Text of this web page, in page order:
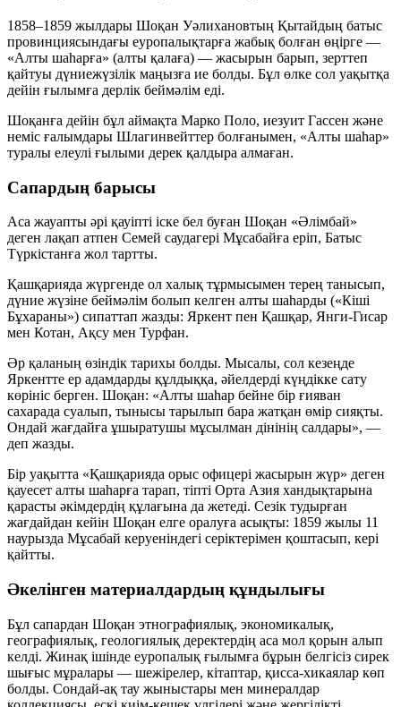
1858–1859 жылдары Шоқан Уәлихановтың Қытайдың батыс
провинциясындағы еуропалықтарға жабық болған өңірге —
«Алты шаһарға» (алты қалаға) — жасырын барып, зерттеп
қайтуы дүниежүзілік маңызға ие болды. Бұл өлке сол уақытқа
дейін ғылымға дерлік беймәлім еді.
Шоқанға дейін бұл аймақта Марко Поло, иезуит Гассен және
неміс ғалымдары Шлагинвейттер болғанымен, «Алты шаһар»
туралы елеулі ғылыми дерек қалдыра алмаған.
Сапардың барысы
Аса жауапты әрі қауіпті іске бел буған Шоқан «Әлімбай»
деген лақап атпен Семей саудагері Мұсабайға еріп, Батыс
Түркістанға жол тартты.
Қашқарияда жүргенде ол халық тұрмысымен терең танысып,
дүние жүзіне беймәлім болып келген алты шаһарды («Кіші
Бұхараны») сипаттап жазды: Яркент пен Қашқар, Янги-Гисар
мен Котан, Ақсу мен Турфан.
Әр қаланың өзіндік тарихы болды. Мысалы, сол кезеңде
Яркентте ер адамдарды құлдыққа, әйелдерді күңдікке сату
көрініс берген. Шоқан: «Алты шаһар бейне бір ғияван
сахарада суалып, тынысы тарылып бара жатқан өмір сияқты.
Ондай жағдайға ұшыратушы мұсылман дінінің салдары», —
деп жазды.
Бір уақытта «Қашқарияда орыс офицері жасырын жүр» деген
қауесет алты шаһарға тарап, тіпті Орта Азия хандықтарына
қарасты әкімдердің құлағына да жетеді. Сезік тудырған
жағдайдан кейін Шоқан елге оралуға асықты: 1859 жылы 11
наурызда Мұсабай керуеніндегі серіктерімен қоштасып, кері
қайтты.
Әкелінген материалдардың құндылығы
Бұл сапардан Шоқан этнографиялық, экономикалық,
географиялық, геологиялық деректердің аса мол қорын алып
келді. Жинақ ішінде еуропалық ғылымға бұрын белгісіз сирек
шығыс мұралары — шежірелер, кітаптар, қисса-хикаялар көп
болды. Сондай-ақ тау жыныстары мен минералдар